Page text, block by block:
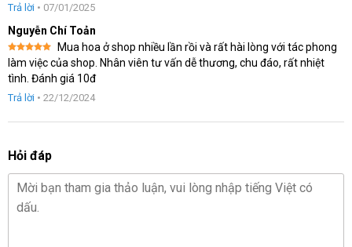
hạng5 5
Trả lời • 07/01/2025
Nguyễn Chí Toản
Được xếp
hạng 55
sao
Mua hoa ở shop nhiều lần rồi và rất hài lòng với tác phong
làm việc của shop. Nhân viên tư vấn dễ thương, chu đáo, rất nhiệt
tình. Đánh giá 10đ
Trả lời • 22/12/2024
Hỏi đáp